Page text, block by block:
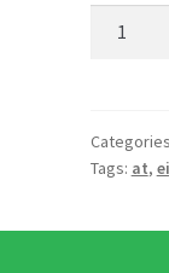
quantity
Tags: at,